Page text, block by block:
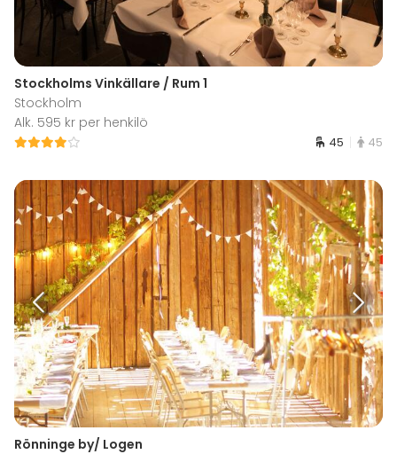
Stockholms Vinkällare / Rum 1
Stockholm
Alk. 595 kr per henkilö
45 45
Rönninge by/ Logen